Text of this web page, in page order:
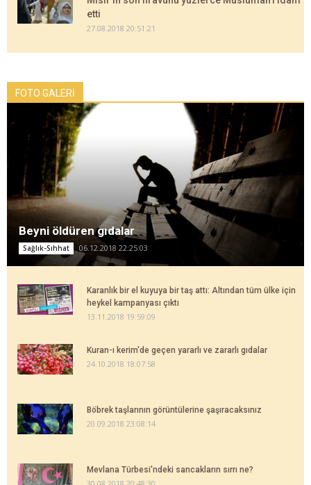
etti
27.08.2018 20:51:21
FOTO GALERİ
Beyni öldüren gıdalar
Sağlık-Sıhhat 06.12.2018 22:25:03
Karanlık bir el kuyuya bir taş attı: Altından tüm ülke için
heykel kampanyası çıktı
13.11.2018 19:59:09
Kuran-ı kerim'de geçen yararlı ve zararlı gıdalar
24.10.2018 18:07:58
Böbrek taşlarının görüntülerine şaşıracaksınız
20.09.2018 23:08:14
Mevlana Türbesi'ndeki sancakların sırrı ne?